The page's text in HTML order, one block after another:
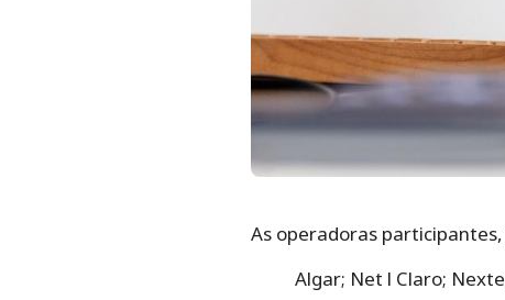
As operadoras
Algar; Net l Claro;